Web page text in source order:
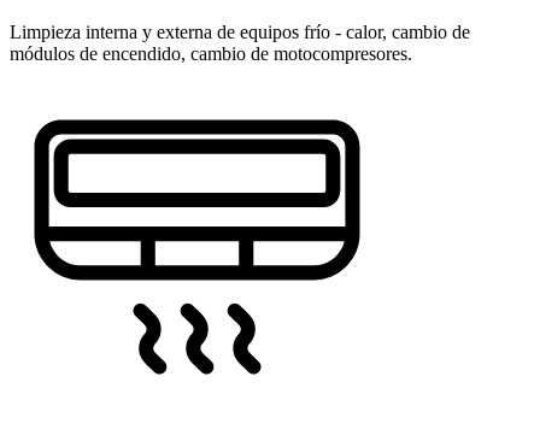
Limpieza interna y externa de equipos frío - calor, cambio de
módulos de encendido, cambio de motocompresores.